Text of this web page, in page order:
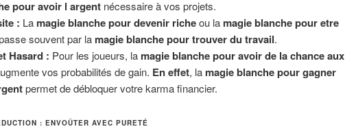
pour avoir l argentnécessaire à vos projets.
: La magie blanche pour devenir richeou la magie blanche pour etre
souvent par la magie blanche pour trouver du travail.
Hasard : Pour les joueurs, la magie blanche pour avoir de la chance aux
vos probabilités de gain. En effet, la magie blanche pour gagner
permet de débloquer votre karma financier.
: ENVOÛTER AVEC PURETÉ